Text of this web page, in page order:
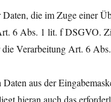
die im Zuge einer
6 Abs. 1 lit. f DSGVO.
die Verarbeitung Art. 6
aus der
hieran auch das